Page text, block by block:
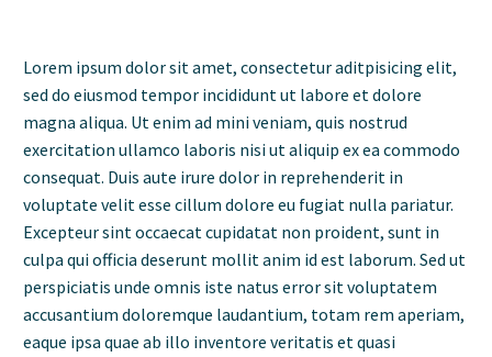
Lorem ipsum dolor sit amet, consectetur aditpisicing elit,
sed do eiusmod tempor incididunt ut labore et dolore
magna aliqua. Ut enim ad mini veniam, quis nostrud
exercitation ullamco laboris nisi ut aliquip ex ea commodo
consequat. Duis aute irure dolor in reprehenderit in
voluptate velit esse cillum dolore eu fugiat nulla pariatur.
Excepteur sint occaecat cupidatat non proident, sunt in
culpa qui officia deserunt mollit anim id est laborum. Sed ut
perspiciatis unde omnis iste natus error sit voluptatem
accusantium doloremque laudantium, totam rem aperiam,
eaque ipsa quae ab illo inventore veritatis et quasi